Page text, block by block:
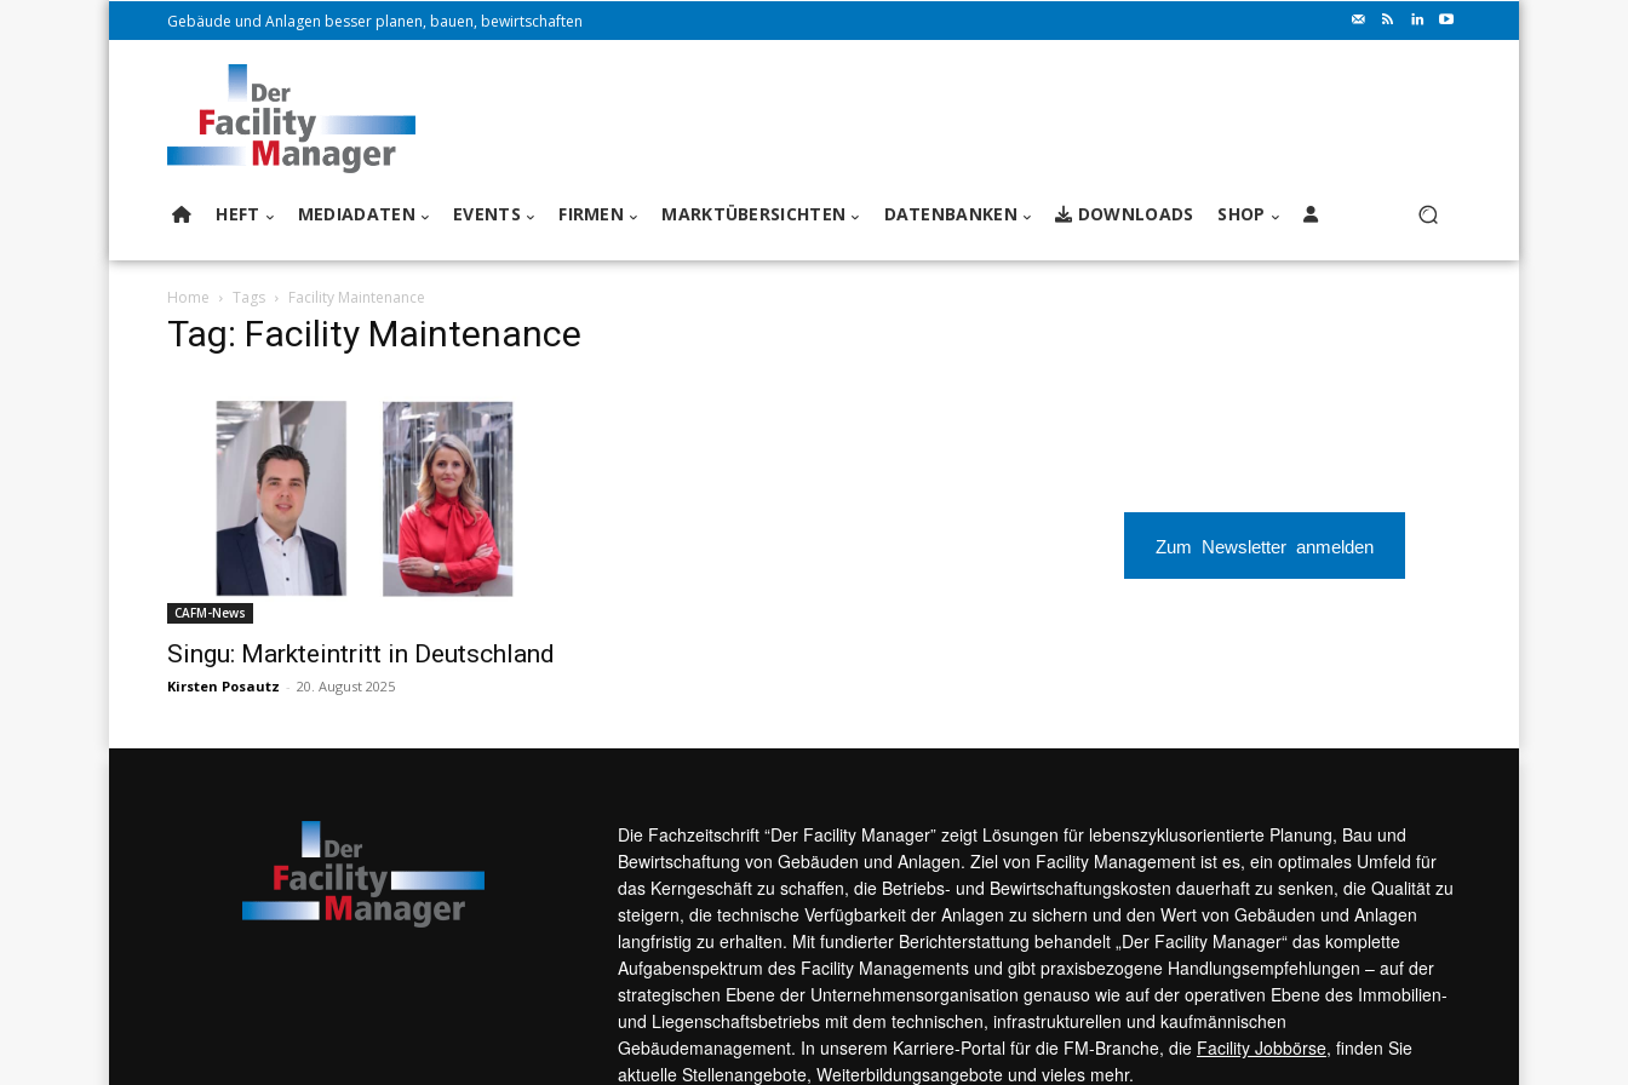
Gebäude und Anlagen besser planen, bauen, bewirtschaften
HEFT MEDIADATEN EVENTS FIRMEN MARKTÜBERSICHTEN DATENBANKEN DOWNLOADS SHOP
Home Tags Facility Maintenance
Tag: Facility Maintenance
CAFM-News
Singu: Markteintritt in Deutschland
Kirsten Posautz - 20. August 2025
Zum Newsletter anmelden
Die Fachzeitschrift “Der Facility Manager” zeigt Lösungen für lebenszyklusorientierte Planung, Bau und
Bewirtschaftung von Gebäuden und Anlagen. Ziel von Facility Management ist es, ein optimales Umfeld für
das Kerngeschäft zu schaffen, die Betriebs- und Bewirtschaftungskosten dauerhaft zu senken, die Qualität zu
steigern, die technische Verfügbarkeit der Anlagen zu sichern und den Wert von Gebäuden und Anlagen
langfristig zu erhalten. Mit fundierter Berichterstattung behandelt „Der Facility Manager“ das komplette
Aufgabenspektrum des Facility Managements und gibt praxisbezogene Handlungsempfehlungen – auf der
strategischen Ebene der Unternehmensorganisation genauso wie auf der operativen Ebene des Immobilien-
und Liegenschaftsbetriebs mit dem technischen, infrastrukturellen und kaufmännischen
Gebäudemanagement. In unserem Karriere-Portal für die FM-Branche, die Facility Jobbörse, finden Sie
aktuelle Stellenangebote, Weiterbildungsangebote und vieles mehr.